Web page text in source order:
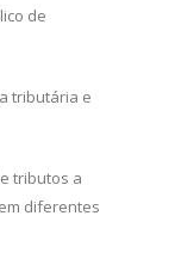
de
tributária e
tributos a
diferentes